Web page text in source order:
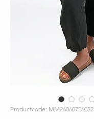
Productcode: MM26060726052